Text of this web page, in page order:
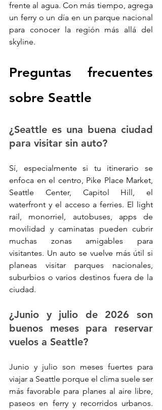
frente al agua. Con más tiempo, agrega
un ferry o un día en un parque nacional
para conocer la región más allá del
skyline.
Preguntas frecuentes
sobre Seattle
¿Seattle es una buena ciudad
para visitar sin auto?
Sí, especialmente si tu itinerario se
enfoca en el centro, Pike Place Market,
Seattle Center, Capitol Hill, el
waterfront y el acceso a ferries. El light
rail, monorriel, autobuses, apps de
movilidad y caminatas pueden cubrir
muchas zonas amigables para
visitantes. Un auto se vuelve más útil si
planeas visitar parques nacionales,
suburbios o varios destinos fuera de la
ciudad.
¿Junio y julio de 2026 son
buenos meses para reservar
vuelos a Seattle?
Junio y julio son meses fuertes para
viajar a Seattle porque el clima suele ser
más favorable para planes al aire libre,
paseos en ferry y recorridos urbanos.